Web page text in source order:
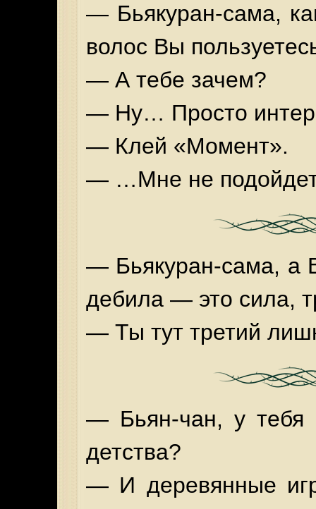
— Бьякуран-сама,
волос Вы
— А тебе зачем?
— Ну… Просто
— Клей «Момент».
— …Мне не
— Бьякуран-сама, а
дебила — это сила,
— Ты тут третий
— Бьян-чан, у тебя
детства?
— И деревянные